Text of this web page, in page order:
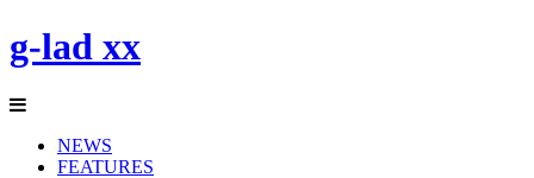
g-lad xx
NEWS
FEATURES